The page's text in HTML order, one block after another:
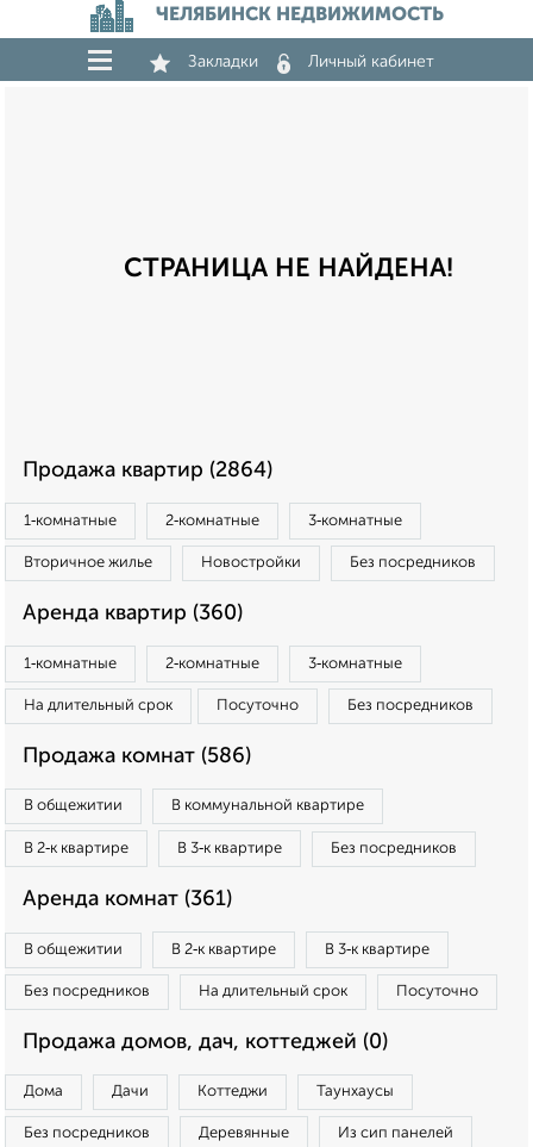
ЧЕЛЯБИНСК НЕДВИЖИМОСТЬ
Закладки Личный кабинет
СТРАНИЦА НЕ НАЙДЕНА!
Продажа квартир (2864)
1‑комнатные 2‑комнатные 3‑комнатные
Вторичное жилье Новостройки Без посредников
Аренда квартир (360)
1‑комнатные 2‑комнатные 3‑комнатные
На длительный срок Посуточно Без посредников
Продажа комнат (586)
В общежитии В коммунальной квартире
В 2‑к квартире В 3‑к квартире Без посредников
Аренда комнат (361)
В общежитии В 2‑к квартире В 3‑к квартире
Без посредников На длительный срок Посуточно
Продажа домов, дач, коттеджей (0)
Дома Дачи Коттеджи Таунхаусы
Без посредников Деревянные Из сип панелей